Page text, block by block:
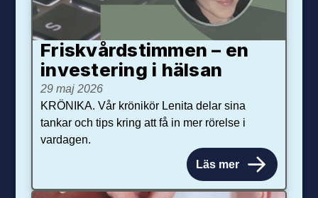
Friskvårdstimmen – en
investering i hälsan
29 maj 2026
KRÖNIKA. Vår krönikör Lenita delar sina
tankar och tips kring att få in mer rörelse i
vardagen.
Läs mer